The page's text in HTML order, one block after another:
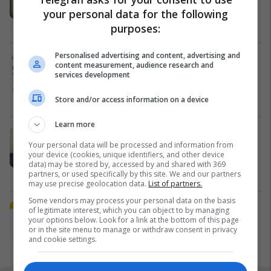
qendrës #16060
Pro Real Estate
Alba Health bashkon profesionistët
e kujdesit në një rrjet të përbashkët
Alba Health
robotikës: Kosova drejt Koresë së
Jugut
UBT
Plan B Creative rrit ndikimin e
biznesit tuaj online
Plan B
your personal data for the following
purposes:
Personalised advertising and content, advertising and
content measurement, audience research and
services development
Store and/or access information on a device
Learn more
Your personal data will be processed and information from
your device (cookies, unique identifiers, and other device
data) may be stored by, accessed by and shared with 369
partners, or used specifically by this site. We and our partners
may use precise geolocation data. List of partners.
Some vendors may process your personal data on the basis
of legitimate interest, which you can object to by managing
your options below. Look for a link at the bottom of this page
or in the site menu to manage or withdraw consent in privacy
and cookie settings.